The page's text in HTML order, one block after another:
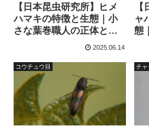
【日本昆虫研究所】ヒメ
ハマキの特徴と生態｜小
さな葉巻職人の正体と
2025.06.14
ャ
態
コウチュウ目 チャ